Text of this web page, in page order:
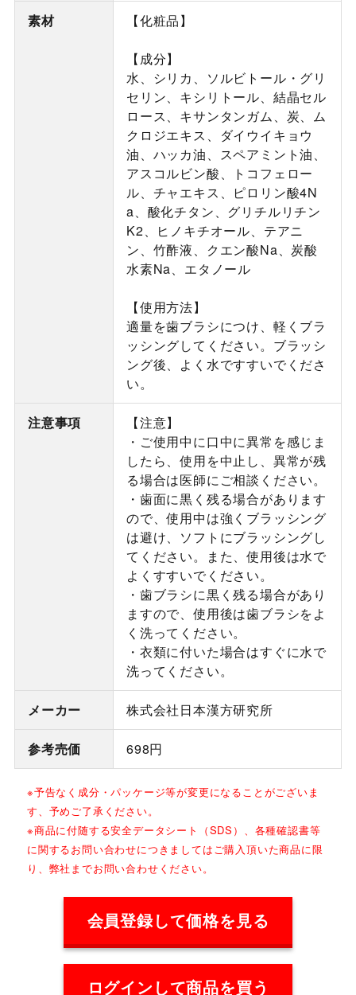
素材 【化粧品】
【成分】
水、シリカ、ソルビトール・グリ
セリン、キシリトール、結晶セル
ロース、キサンタンガム、炭、ム
クロジエキス、ダイウイキョウ
油、ハッカ油、スペアミント油、
アスコルビン酸、トコフェロー
ル、チャエキス、ピロリン酸4N
a、酸化チタン、グリチルリチン
K2、ヒノキチオール、テアニ
ン、竹酢液、クエン酸Na、炭酸
水素Na、エタノール
【使用方法】
適量を歯ブラシにつけ、軽くブラ
ッシングしてください。ブラッシ
ング後、よく水ですすいでくださ
い。
注意事項
【注意】
・ご使用中に口中に異常を感じま
したら、使用を中止し、異常が残
る場合は医師にご相談ください。
・歯面に黒く残る場合があります
ので、使用中は強くブラッシング
は避け、ソフトにブラッシングし
てください。また、使用後は水で
よくすすいでください。
・歯ブラシに黒く残る場合があり
ますので、使用後は歯ブラシをよ
く洗ってください。
・衣類に付いた場合はすぐに水で
洗ってください。
メーカー 株式会社日本漢方研究所
参考売価 698円
※予告なく成分・パッケージ等が変更になることがございま
す、予めご了承ください。
※商品に付随する安全データシート（SDS）、各種確認書等
に関するお問い合わせにつきましてはご購入頂いた商品に限
り、弊社までお問い合わせください。
会員登録して価格を見る
ログインして商品を買う